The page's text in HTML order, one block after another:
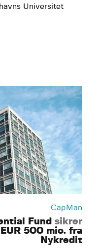
Universitet
CapMan
Fund sikrer
500 mio. fra
Nykredit